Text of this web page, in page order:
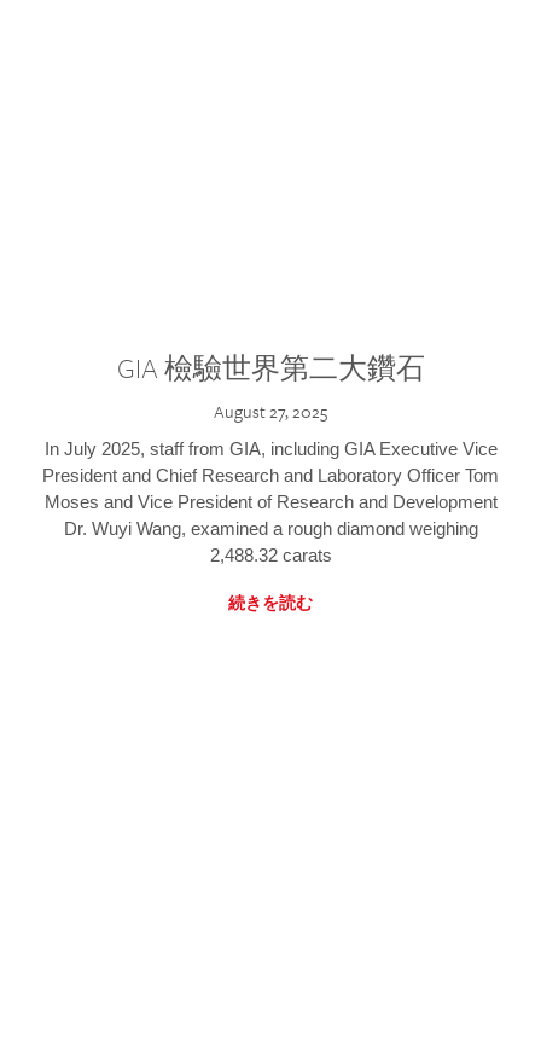
GIA 檢驗世界第二大鑽石
August 27, 2025
In July 2025, staff from GIA, including GIA Executive Vice
President and Chief Research and Laboratory Officer Tom
Moses and Vice President of Research and Development
Dr. Wuyi Wang, examined a rough diamond weighing
2,488.32 carats
続きを読む